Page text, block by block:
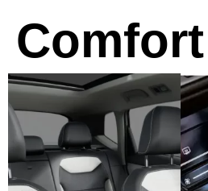
Comfort